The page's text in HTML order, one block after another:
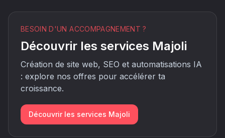
BESOIN D'UN ACCOMPAGNEMENT ?
Découvrir les services Majoli
Création de site web, SEO et automatisations IA
: explore nos offres pour accélérer ta
croissance.
Découvrir les services Majoli